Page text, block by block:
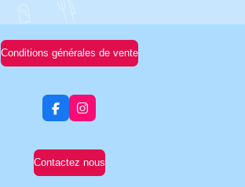
Conditions générales de vente
F
a
e
b
I
n
t
a
Contactez nous